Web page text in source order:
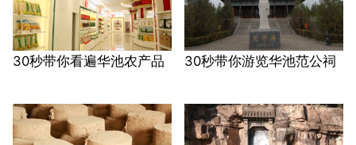
30秒带你看遍华池农产品 30秒带你游览华池范公祠